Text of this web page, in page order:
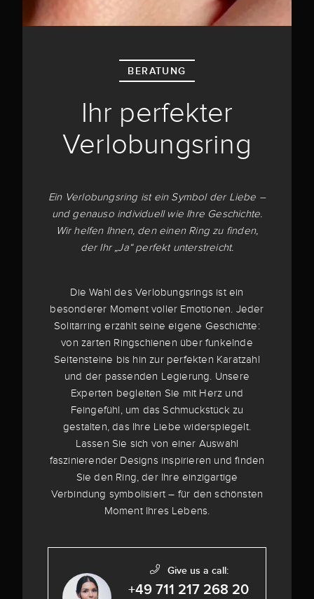
BERATUNG
Ihr perfekter
Verlobungsring
Ein Verlobungsring ist ein Symbol der Liebe –
und genauso individuell wie Ihre Geschichte.
Wir helfen Ihnen, den einen Ring zu finden,
der Ihr „Ja“ perfekt unterstreicht.
Die Wahl des Verlobungsrings ist ein
besonderer Moment voller Emotionen. Jeder
Solitärring erzählt seine eigene Geschichte:
von zarten Ringschienen über funkelnde
Seitensteine bis hin zur perfekten Karatzahl
und der passenden Legierung. Unsere
Experten begleiten Sie mit Herz und
Feingefühl, um das Schmuckstück zu
gestalten, das Ihre Liebe widerspiegelt.
Lassen Sie sich von einer Auswahl
faszinierender Designs inspirieren und finden
Sie den Ring, der Ihre einzigartige
Verbindung symbolisiert – für den schönsten
Moment Ihres Lebens.
Give us a call:
+49 711 217 268 20